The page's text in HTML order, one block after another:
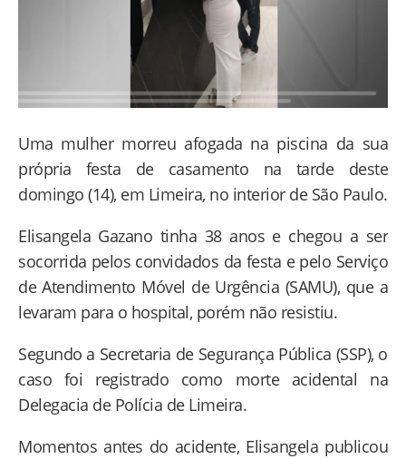
Uma mulher morreu afogada na piscina da sua
própria festa de casamento na tarde deste
domingo (14), em Limeira, no interior de São Paulo.
Elisangela Gazano tinha 38 anos e chegou a ser
socorrida pelos convidados da festa e pelo Serviço
de Atendimento Móvel de Urgência (SAMU), que a
levaram para o hospital, porém não resistiu.
Segundo a Secretaria de Segurança Pública (SSP), o
caso foi registrado como morte acidental na
Delegacia de Polícia de Limeira.
Momentos antes do acidente, Elisangela publicou